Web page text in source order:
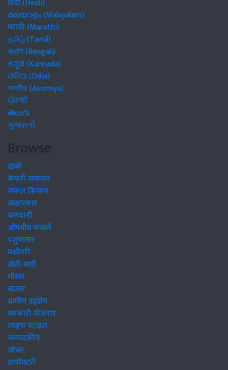
മലയാളം (Malayalam)
मराठी (Marathi)
தமிழ் (Tamil)
বাঙালি (Bengali)
ಕನ್ನಡ (Kannada)
ଓଡିଆ (Odia)
অসমীয়া (Asomiya)
ਪੰਜਾਬੀ
తెలుగు
ગુજરાતી
Browse
खबरें
कंपनी समाचार
सफल किसान
साक्षात्कार
बागवानी
औषधीय फसलें
पशुपालन
मशीनरी
खेती-बाड़ी
मौसम
बाजार
ग्रामीण उद्द्योग
सरकारी योजनाएं
लाइफ स्टाइल
सम्पादकीय
जॉब्स
डायरेक्टरी